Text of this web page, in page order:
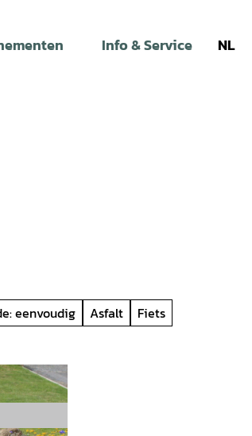
Info & Service NL
eenvoudig Asfalt Fiets